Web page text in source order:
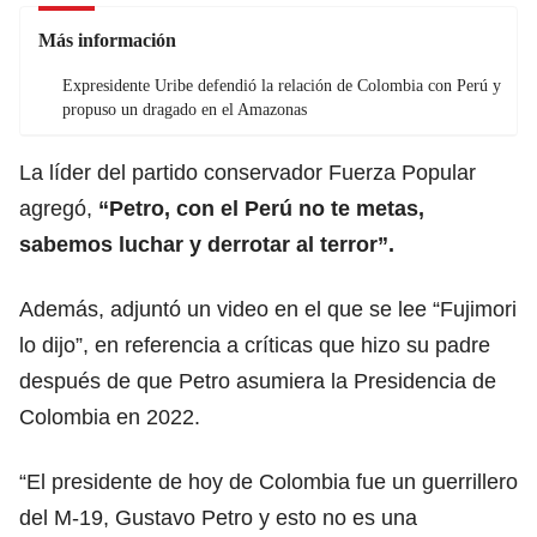
Más información
Expresidente Uribe defendió la relación de Colombia con Perú y
propuso un dragado en el Amazonas
La líder del partido conservador Fuerza Popular
agregó, “Petro, con el Perú no te metas,
sabemos luchar y derrotar al terror”.
Además, adjuntó un video en el que se lee “Fujimori
lo dijo”, en referencia a críticas que hizo su padre
después de que Petro asumiera la Presidencia de
Colombia en 2022.
“El presidente de hoy de Colombia fue un guerrillero
del M-19, Gustavo Petro y esto no es una